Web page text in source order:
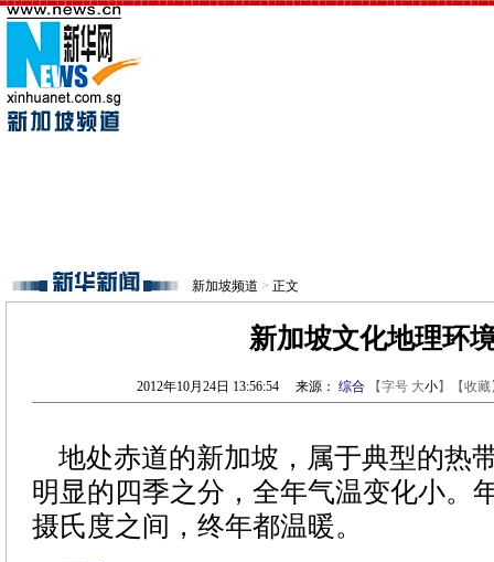
新加坡频道 > 正文
新加坡文化地理环
2012年10月24日 13:56:54 来源： 综合 【字号 大小】【收藏
地处赤道的新加坡，属于典型的热
明显的四季之分，全年气温变化小。
摄氏度之间，终年都温暖。